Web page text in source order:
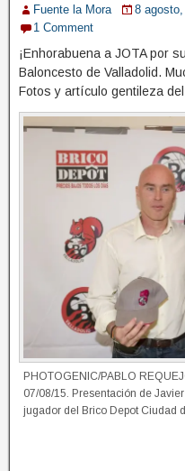
Fuente la Mora 8
1 Comment
¡Enhorabuena a JOTA por
Baloncesto de Valladolid.
Fotos y artículo gentileza
PHOTOGENIC/PABLO
07/08/15. Presentación de
jugador del Brico Depot Ciudad